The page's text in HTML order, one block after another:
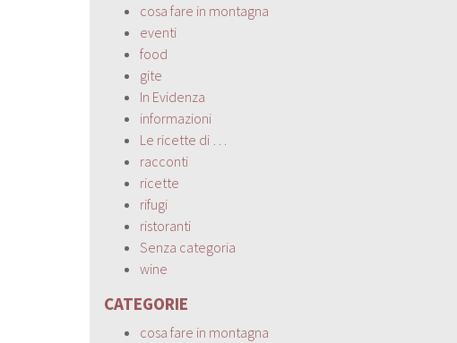
cosa fare in montagna
eventi
food
gite
In Evidenza
informazioni
Le ricette di …
racconti
ricette
rifugi
ristoranti
Senza categoria
wine
CATEGORIE
cosa fare in montagna